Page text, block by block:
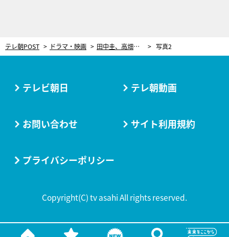
テレ朝POST ドラマ・映画 田中圭、高畑充希は「ずーっと現場にいて…」撮影現場での意外な素顔を告白 写真2
テレビ朝日 テレ朝動画
お問い合わせ サイト利用規約
プライバシーポリシー
Copyright(C) tv asahi All rights reserved.